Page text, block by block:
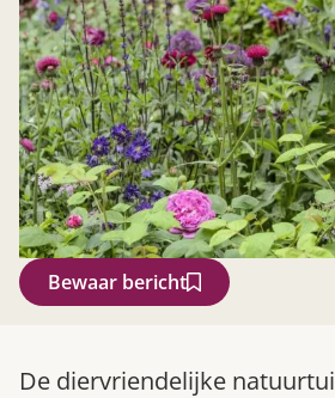
Bewaar bericht
De diervriendelijke